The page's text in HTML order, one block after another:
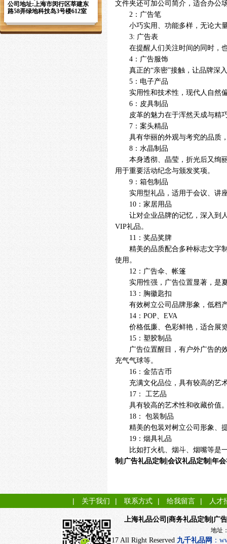
公司地址:上海市闵行区莘建东
路58弄绿地科技岛3号楼612室
文件夹还可加公司简介，适合办公
2：广告笔
小巧实用、功能多样，无论大
3: 广告表
在提醒人们关注时间的同时，
4：广告服饰
真正的“亲密”接触，让品牌深
5：电子产品
实用性和技术性，现代人自然
6：皮具制品
皮革的魅力在于浑然天成与精
7：案头精品
具有华丽的外观与考究的品质
8：水晶制品
本身透彻、晶莹，折光后又绚
用于重要活动纪念与颁发奖项。
9：箱包制品
实用型礼品，适用于会议、讲
10：家居用品
让对企业品牌的记忆，深入到
VIP礼品。
11：奖品奖牌
精美的品质配合多种标志文字
使用。
12：广告伞、帐篷
实用性强，广告位置显著，是
13：胸徽匙扣
有效树立公司品牌形象，低档
14：POP、EVA
价格低廉、色彩鲜艳，适合展
15：塑胶制品
广告位置醒目，有户外广告的
充气气球等。
16：金箔古币
充满文化品位，具有较高的艺
17： 工艺品
具有较高的艺术性和收藏价值
18： 包装制品
精美的包装对树立公司形象、
19：烟具礼品
比如打火机、烟斗、烟嘴等是
制|广告礼品定制|会议礼品定制|年
上海礼品公司 |商务礼品定制|广
地址：上海市闵行
CopyRight 2017 All Right Reserved 九千礼品网 ：
| 关于我们 | 联系方式 | 给我留言 | 人才